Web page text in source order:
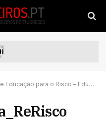
Risco – Educação Pré-Escolar, Ensino Básico e Ensino Secundário